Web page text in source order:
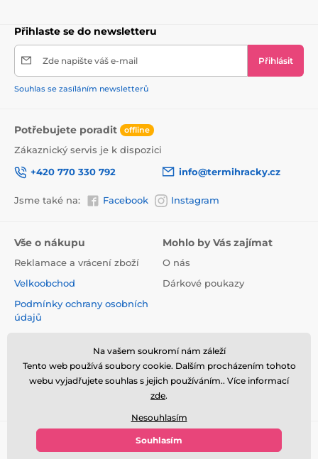
Přihlaste se do newsletteru
Zde napište váš e-mail Přihlásit
Souhlas se zasíláním newsletterů
Potřebujete poradit offline
Zákaznický servis je k dispozici
+420 770 330 792
info@termihracky.cz
Jsme také na: Facebook Instagram
Vše o nákupu
Reklamace a vrácení zboží
Velkoobchod
Podmínky ochrany osobních
údajů
cookies
Mohlo by Vás zajímat
O nás
Dárkové poukazy
© 2026 www.termihracky.cz ⦁ E-shop vytvořila
Na vašem soukromí nám záleží
Tento web používá soubory cookie. Dalším procházením tohoto
webu vyjadřujete souhlas s jejich používáním.. Více informací
zde.
Nesouhlasím
Souhlasím